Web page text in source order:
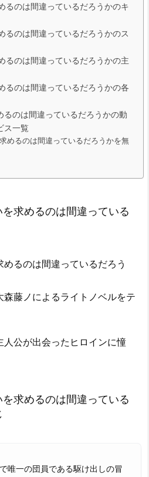
るのは間違っているだろうかのキ
るのは間違っているだろうかのス
るのは間違っているだろうかの主
るのは間違っているだろうかの各
るのは間違っているだろうかの動
ス一覧
めるのは間違っているだろうかを無
求めるのは間違っている
めるのは間違っているだろう
藤ノによるライトノベルをテ
公が出会ったヒロインに憧
求めるのは間違っている
唯一の団員である駆け出しの冒